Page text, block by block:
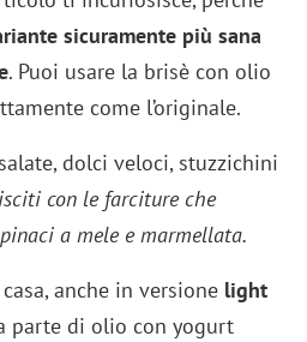
sicuramente più sana
. Puoi usare la brisè con olio
come l’originale.
dolci veloci, stuzzichini
con le farciture che
a mele e marmellata.
anche in versione light
parte di olio con yogurt